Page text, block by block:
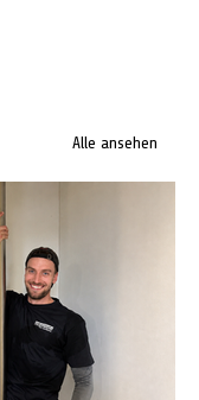
Alle ansehen